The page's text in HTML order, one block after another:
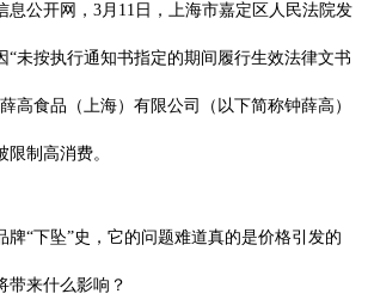
息公开网，3月11日，上海市嘉定区人民法院发
“未按执行通知书指定的期间履行生效法律文书
高食品（上海）有限公司（以下简称钟薛高）
制高消费。
牌“下坠”史，它的问题难道真的是价格引发的
带来什么影响？